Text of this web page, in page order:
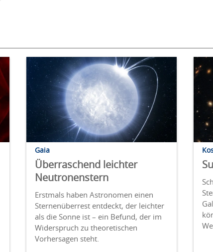
Gaia
Überraschend leichter
Neutronenstern
Erstmals haben Astronomen einen
Sternenüberrest entdeckt, der leichter
als die Sonne ist – ein Befund, der im
Widerspruch zu theoretischen
Vorhersagen steht.